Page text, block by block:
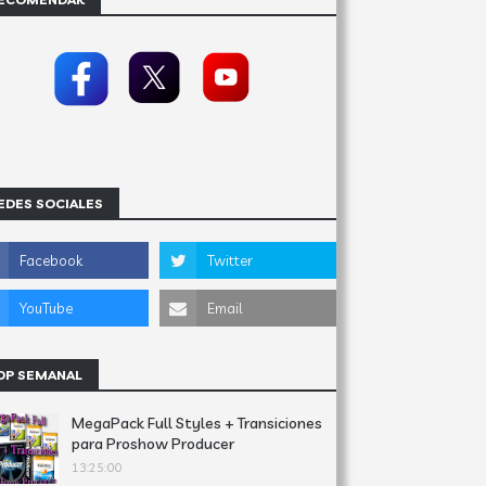
SOCIALES
SEMANAL
MegaPack Full Styles + Transiciones
para Proshow Producer
13:25:00